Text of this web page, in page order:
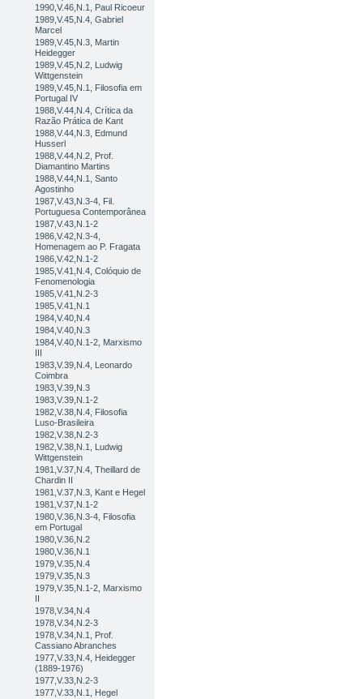
1990,V.46,N.1, Paul Ricoeur
1989,V.45,N.4, Gabriel
Marcel
1989,V.45,N.3, Martin
Heidegger
1989,V.45,N.2, Ludwig
Wittgenstein
1989,V.45,N.1, Filosofia em
Portugal IV
1988,V.44,N.4, Crítica da
Razão Prática de Kant
1988,V.44,N.3, Edmund
Husserl
1988,V.44,N.2, Prof.
Diamantino Martins
1988,V.44,N.1, Santo
Agostinho
1987,V.43,N.3-4, Fil.
Portuguesa Contemporânea
1987,V.43,N.1-2
1986,V.42,N.3-4,
Homenagem ao P. Fragata
1986,V.42,N.1-2
1985,V.41,N.4, Colóquio de
Fenomenologia
1985,V.41,N.2-3
1985,V.41,N.1
1984,V.40,N.4
1984,V.40,N.3
1984,V.40,N.1-2, Marxismo
III
1983,V.39,N.4, Leonardo
Coimbra
1983,V.39,N.3
1983,V.39,N.1-2
1982,V.38,N.4, Filosofia
Luso-Brasileira
1982,V.38,N.2-3
1982,V.38,N.1, Ludwig
Wittgenstein
1981,V.37,N.4, Theillard de
Chardin II
1981,V.37,N.3, Kant e Hegel
1981,V.37,N.1-2
1980,V.36,N.3-4, Filosofia
em Portugal
1980,V.36,N.2
1980,V.36,N.1
1979,V.35,N.4
1979,V.35,N.3
1979,V.35,N.1-2, Marxismo
II
1978,V.34,N.4
1978,V.34,N.2-3
1978,V.34,N.1, Prof.
Cassiano Abranches
1977,V.33,N.4, Heidegger
(1889-1976)
1977,V.33,N.2-3
1977,V.33,N.1, Hegel